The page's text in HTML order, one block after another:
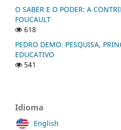
O SABER E O PODER: A
FOUCAULT
618
PEDRO DEMO: PESQUISA,
EDUCATIVO
541
Idioma
English